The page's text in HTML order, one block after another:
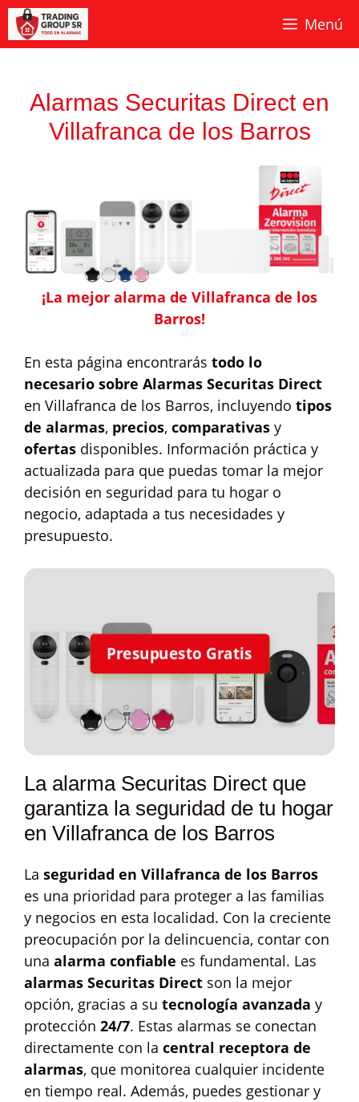
Saltar
contenido
Menú
Alarmas Securitas Direct en
Villafranca de los Barros
¡La mejor alarma de Villafranca de los
Barros!
En esta página encontrarás todo lo
necesario sobre Alarmas Securitas Direct
en Villafranca de los Barros, incluyendo tipos
de alarmas, precios, comparativas y
ofertas disponibles. Información práctica y
actualizada para que puedas tomar la mejor
decisión en seguridad para tu hogar o
negocio, adaptada a tus necesidades y
presupuesto.
Presupuesto Gratis
La alarma Securitas Direct que
garantiza la seguridad de tu hogar
en Villafranca de los Barros
La seguridad en Villafranca de los Barros
es una prioridad para proteger a las familias
y negocios en esta localidad. Con la creciente
preocupación por la delincuencia, contar con
una alarma confiable es fundamental. Las
alarmas Securitas Direct son la mejor
opción, gracias a su tecnología avanzada y
protección 24/7. Estas alarmas se conectan
directamente con la central receptora de
alarmas, que monitorea cualquier incidente
en tiempo real. Además, puedes gestionar y